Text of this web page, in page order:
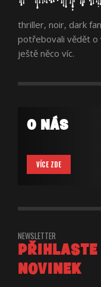
thriller, noir, dark
potřebovali vědět o
ještě něco víc.
O NÁS
VÍCE ZDE
NEWSLETTER
NOVINEK